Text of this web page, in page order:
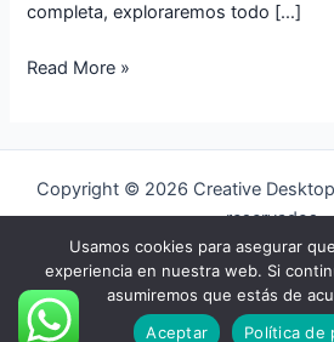
completa, exploraremos todo […]
Read More »
Copyright © 2026 Creative
reservados
Aviso legal
Política de
Aviso de
Usamos cookies para asegurar
experiencia en nuestra web. Si
asumiremos que estás de
Aceptar
Política de